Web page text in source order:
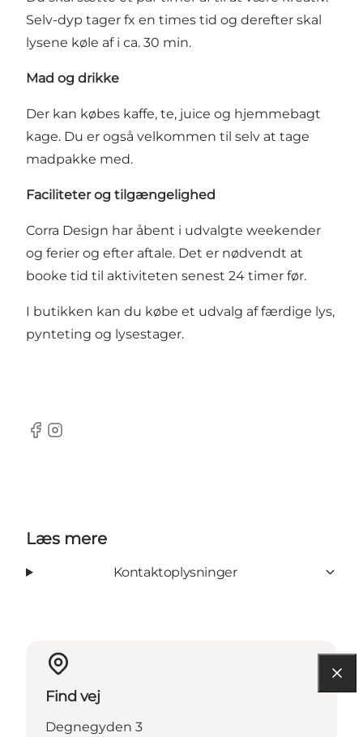
Selv-dyp tager fx en times tid og derefter skal
lysene køle af i ca. 30 min.
Mad og drikke
Der kan købes kaffe, te, juice og hjemmebagt
kage. Du er også velkommen til selv at tage
madpakke med.
Faciliteter og tilgængelighed
Corra Design har åbent i udvalgte weekender
og ferier og efter aftale. Det er nødvendt at
booke tid til aktiviteten senest 24 timer før.
I butikken kan du købe et udvalg af færdige lys,
pynteting og lysestager.
Facebook
Instagram
Læs mere
Kontaktoplysninger
Find vej
Degnegyden 3